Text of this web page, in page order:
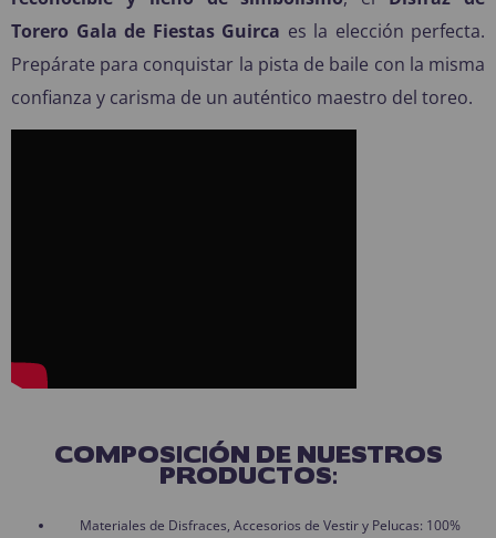
Torero Gala de Fiestas Guirca es la elección perfecta.
Prepárate para conquistar la pista de baile con la misma
confianza y carisma de un auténtico maestro del toreo.
COMPOSICIÓN DE NUESTROS
PRODUCTOS:
Materiales de Disfraces, Accesorios de Vestir y Pelucas: 100%